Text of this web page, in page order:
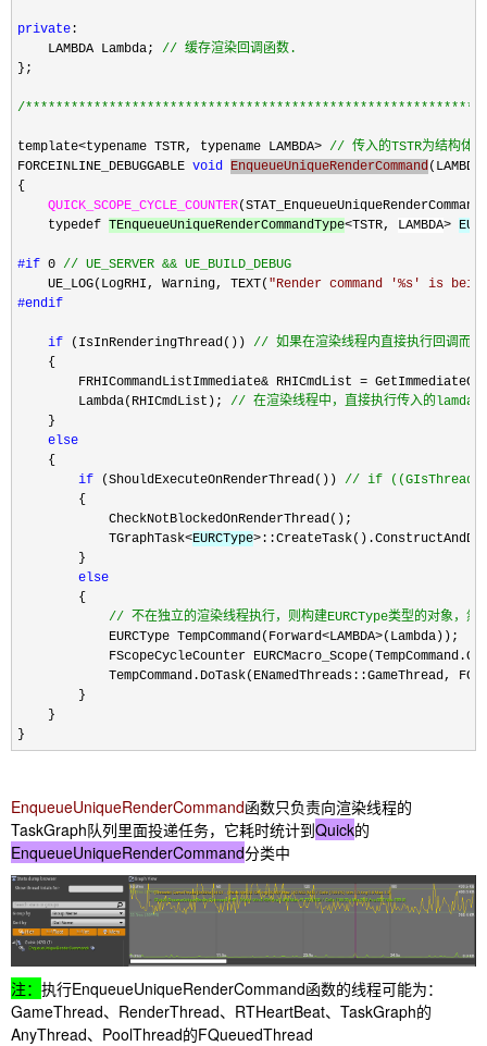
private :
    LAMBDA Lambda;
// 缓存渲染回调函数.
};
/*
template<typename TSTR, typename LAMBDA> // 传入的TSTR为结构体
FORCEINLINE_DEBUGGABLE void EnqueueUniqueRenderCommand
{
QUICK_SCOPE_CYCLE_COUNTER
    typedef
TEnqueueUniqueRenderCommandType<TSTR, LAMBDA>
#if 0 // UE_SERVER && UE_BUILD_DEBUG
    UE_LOG(LogRHI, Warning, TEXT(
"Render command '%s' is
#endif
if (IsInRenderingThread()) // 如果在渲染线程内直接执行回调而
    {
        FRHICommandListImmediate
& RHICmdList =
        Lambda(RHICmdList);
// 在渲染线程中，直接执行传入的lamda
    }
else
    {
if (ShouldExecuteOnRenderThread()) // if
        {
            CheckNotBlockedOnRenderThread();
            TGraphTask
<EURCType
        }
else
        {
// 不在独立的渲染线程执行，则构建EURCType类型的对象，然
            EURCType TempCommand(Forward<LAMBDA>
(Lambda));
FScopeCycleCounter
TempCommand.DoTask(ENamedThreads::GameThread,
        }
    }
}
EnqueueUniqueRenderCommand函数只负责向渲染线程的
TaskGraph队列里面投递任务，它耗时统计到Quick的
EnqueueUniqueRenderCommand分类中
注： 执行EnqueueUniqueRenderCommand函数的线程可能为：
GameThread、RenderThread、RTHeartBeat、TaskGraph的
AnyThread、PoolThread的FQueuedThread